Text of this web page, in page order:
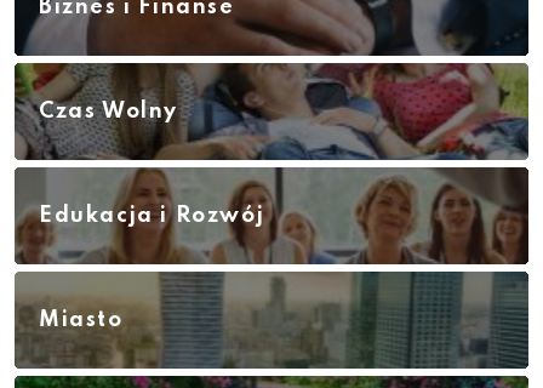
Biznes i Finanse
Czas Wolny
Edukacja i Rozwój
Miasto